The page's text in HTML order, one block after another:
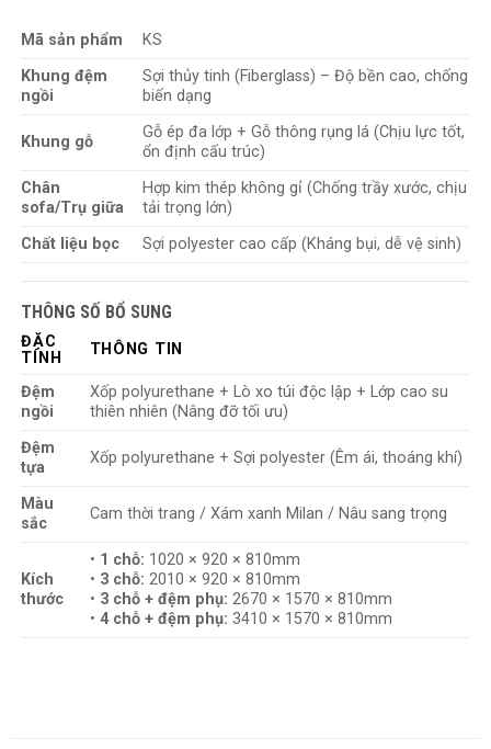
Da Công Nghệ Litchi Thế Hệ 8 – Đẹp Như Da Thật, Bền
Hơn Gấp Đôi
–Vân mịn, ánh nhung sang trọng
mang lại cảm giác mềm mại như da thật.
Chống nước, dầu, bẩn
bám khó trị.
nhỏ giúp ghế “thở”, ngồi lâu không bí.
Mã sản phẩm
KS
Khung đệm
ngồi
Sợi thủy tinh (Fiberglass) – Độ bền cao, chống
biến dạng
Khung gỗ
Gỗ ép đa lớp + Gỗ thông rụng lá (Chịu lực tốt,
ổn định cấu trúc)
Chân
sofa/Trụ giữa
Hợp kim thép không gỉ (Chống trầy xước, chịu
tải trọng lớn)
Chất liệu bọc
Sợi polyester cao cấp (Kháng bụi, dễ vệ sinh)
THÔNG SỐ BỔ SUNG
ĐẶC
TÍNH
THÔNG TIN
Đệm
ngồi
Xốp polyurethane + Lò xo túi độc lập + Lớp cao su
thiên nhiên (Nâng đỡ tối ưu)
Đệm
tựa
Xốp polyurethane + Sợi polyester (Êm ái, thoáng khí)
Màu
sắc
Cam thời trang / Xám xanh Milan / Nâu sang trọng
Kích
thước
• 1 chỗ: 1020 × 920 × 810mm
• 3 chỗ: 2010 × 920 × 810mm
• 3 chỗ + đệm phụ: 2670 × 1570 × 810mm
• 4 chỗ + đệm phụ: 3410 × 1570 × 810mm